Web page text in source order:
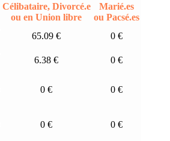
Célibataire, Divorcé.e
ou en Union libre
Marié.es
ou Pacsé.es
65.09 €
0 €
6.38 €
0 €
0 € 0 €
0 € 0 €